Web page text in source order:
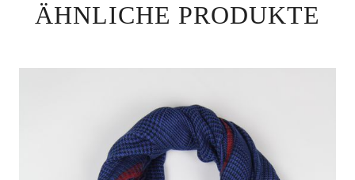
ÄHNLICHE PRODUKTE